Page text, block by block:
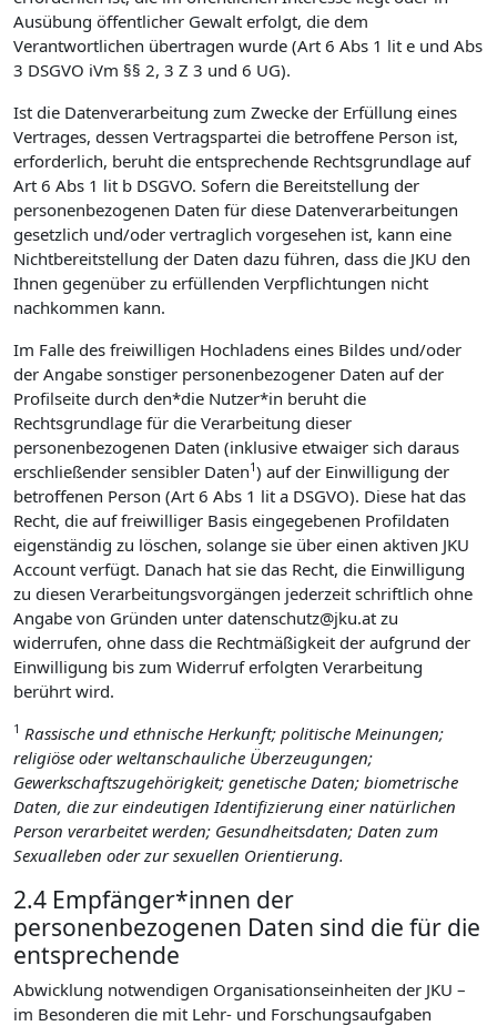
Ausübung öffentlicher Gewalt erfolgt, die dem
Verantwortlichen übertragen wurde (Art 6 Abs 1 lit e und Abs
3 DSGVO iVm §§ 2, 3 Z 3 und 6 UG).
Ist die Datenverarbeitung zum Zwecke der Erfüllung eines
Vertrages, dessen Vertragspartei die betroffene Person ist,
erforderlich, beruht die entsprechende Rechtsgrundlage auf
Art 6 Abs 1 lit b DSGVO. Sofern die Bereitstellung der
personenbezogenen Daten für diese Datenverarbeitungen
gesetzlich und/oder vertraglich vorgesehen ist, kann eine
Nichtbereitstellung der Daten dazu führen, dass die JKU den
Ihnen gegenüber zu erfüllenden Verpflichtungen nicht
nachkommen kann.
Im Falle des freiwilligen Hochladens eines Bildes und/oder
der Angabe sonstiger personenbezogener Daten auf der
Profilseite durch den*die Nutzer*in beruht die
Rechtsgrundlage für die Verarbeitung dieser
personenbezogenen Daten (inklusive etwaiger sich daraus
erschließender sensibler Daten1) auf der Einwilligung der
betroffenen Person (Art 6 Abs 1 lit a DSGVO). Diese hat das
Recht, die auf freiwilliger Basis eingegebenen Profildaten
eigenständig zu löschen, solange sie über einen aktiven JKU
Account verfügt. Danach hat sie das Recht, die Einwilligung
zu diesen Verarbeitungsvorgängen jederzeit schriftlich ohne
Angabe von Gründen unter datenschutz@jku.at zu
widerrufen, ohne dass die Rechtmäßigkeit der aufgrund der
Einwilligung bis zum Widerruf erfolgten Verarbeitung
berührt wird.
1 Rassische und ethnische Herkunft; politische Meinungen;
religiöse oder weltanschauliche Überzeugungen;
Gewerkschaftszugehörigkeit; genetische Daten; biometrische
Daten, die zur eindeutigen Identifizierung einer natürlichen
Person verarbeitet werden; Gesundheitsdaten; Daten zum
Sexualleben oder zur sexuellen Orientierung.
2.4 Empfänger*innen der
personenbezogenen Daten sind die für die
entsprechende
Abwicklung notwendigen Organisationseinheiten der JKU –
im Besonderen die mit Lehr- und Forschungsaufgaben